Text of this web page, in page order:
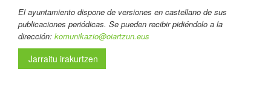
El ayuntamiento dispone de versiones en castellano de sus
publicaciones periódicas. Se pueden recibir pidiéndolo a la
dirección: komunikazio@oiartzun.eus
Jarraitu irakurtzen